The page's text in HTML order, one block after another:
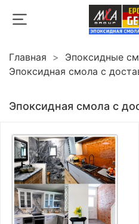
Главная
Эпоксидные
Эпоксидная смола с
Эпоксидная смола с